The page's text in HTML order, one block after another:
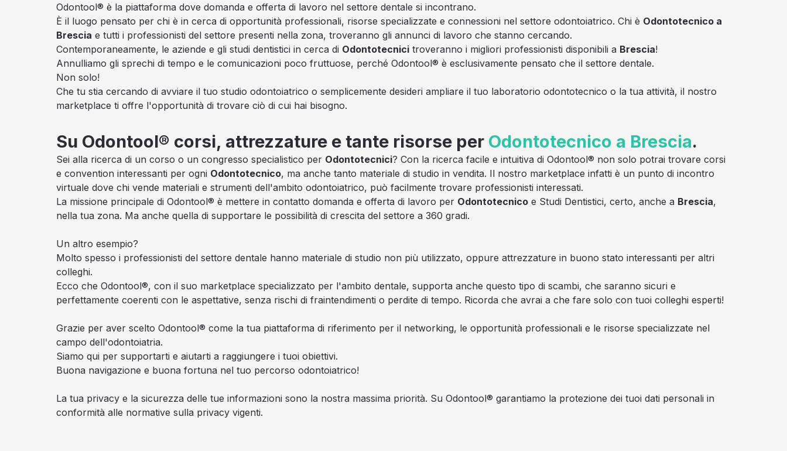
Odontool® è la piattaforma dove domanda e offerta di lavoro nel settore dentale si incontrano.
È il luogo pensato per chi è in cerca di opportunità professionali, risorse specializzate e connessioni nel settore odontoiatrico. Chi è Odontotecnico a
Brescia e tutti i professionisti del settore presenti nella zona, troveranno gli annunci di lavoro che stanno cercando.
Contemporaneamente, le aziende e gli studi dentistici in cerca di Odontotecnici troveranno i migliori professionisti disponibili a Brescia!
Annulliamo gli sprechi di tempo e le comunicazioni poco fruttuose, perché Odontool® è esclusivamente pensato che il settore dentale.
Non solo!
Che tu stia cercando di avviare il tuo studio odontoiatrico o semplicemente desideri ampliare il tuo laboratorio odontotecnico o la tua attività, il nostro
marketplace ti offre l'opportunità di trovare ciò di cui hai bisogno.
Su Odontool® corsi, attrezzature e tante risorse per Odontotecnico a Brescia.
Sei alla ricerca di un corso o un congresso specialistico per Odontotecnici? Con la ricerca facile e intuitiva di Odontool® non solo potrai trovare corsi
e convention interessanti per ogni Odontotecnico, ma anche tanto materiale di studio in vendita. Il nostro marketplace infatti è un punto di incontro
virtuale dove chi vende materiali e strumenti dell'ambito odontoiatrico, può facilmente trovare professionisti interessati.
La missione principale di Odontool® è mettere in contatto domanda e offerta di lavoro per Odontotecnico e Studi Dentistici, certo, anche a Brescia,
nella tua zona. Ma anche quella di supportare le possibilità di crescita del settore a 360 gradi.
Un altro esempio?
Molto spesso i professionisti del settore dentale hanno materiale di studio non più utilizzato, oppure attrezzature in buono stato interessanti per altri
colleghi.
Ecco che Odontool®, con il suo marketplace specializzato per l'ambito dentale, supporta anche questo tipo di scambi, che saranno sicuri e
perfettamente coerenti con le aspettative, senza rischi di fraintendimenti o perdite di tempo. Ricorda che avrai a che fare solo con tuoi colleghi esperti!
Grazie per aver scelto Odontool® come la tua piattaforma di riferimento per il networking, le opportunità professionali e le risorse specializzate nel
campo dell'odontoiatria.
Siamo qui per supportarti e aiutarti a raggiungere i tuoi obiettivi.
Buona navigazione e buona fortuna nel tuo percorso odontoiatrico!
La tua privacy e la sicurezza delle tue informazioni sono la nostra massima priorità. Su Odontool® garantiamo la protezione dei tuoi dati personali in
conformità alle normative sulla privacy vigenti.